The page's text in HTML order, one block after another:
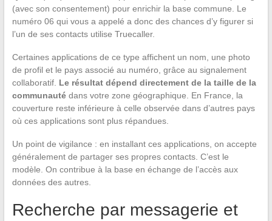
(avec son consentement) pour enrichir la base commune. Le
numéro 06 qui vous a appelé a donc des chances d’y figurer si
l’un de ses contacts utilise Truecaller.
Certaines applications de ce type affichent un nom, une photo
de profil et le pays associé au numéro, grâce au signalement
collaboratif. Le résultat dépend directement de la taille de la
communautédans votre zone géographique. En France, la
couverture reste inférieure à celle observée dans d’autres pays
où ces applications sont plus répandues.
Un point de vigilance : en installant ces applications, on accepte
généralement de partager ses propres contacts. C’est le
modèle. On contribue à la base en échange de l’accès aux
données des autres.
Recherche par messagerie et